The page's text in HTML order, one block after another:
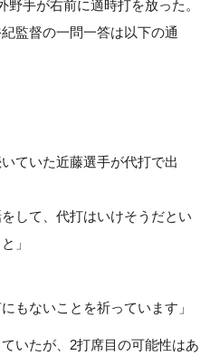
手が右前に適時打を放った。
監督の一問一答は以下の通
ていた近藤選手が代打で出
して、代打はいけそうだとい
」
もないことを祈っています」
いたが、2打席目の可能性はあ